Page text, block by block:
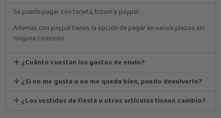
Se puede pagar con tarjeta, bizum y paypal.
Además con paypal tienes la opción de pagar en varios plazos sin
ninguna comisión.
¿Cuánto cuestan los gastos de envío?
¿Si no me gusta o no me queda bien, puedo devolverlo?
¿Los vestidos de fiesta u otros artículos tienen cambio?